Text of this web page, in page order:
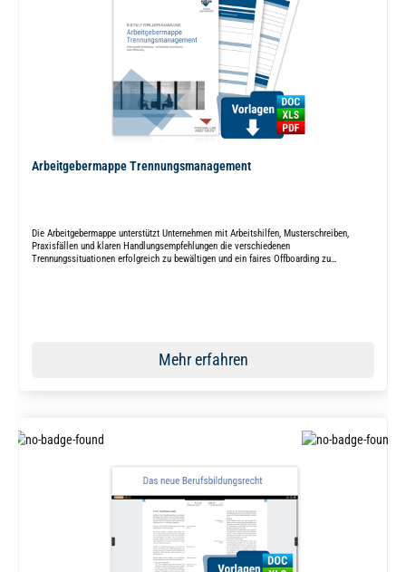
Arbeitgebermappe Trennungsmanagement
Die Arbeitgebermappe unterstützt Unternehmen mit Arbeitshilfen, Musterschreiben,
Praxisfällen und klaren Handlungsempfehlungen die verschiedenen
Trennungssituationen erfolgreich zu bewältigen und ein faires Offboarding zu
Mehr erfahren